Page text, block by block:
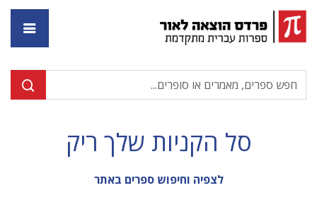
סל הקניות שלך ריק
לצפיה וחיפוש ספרים באתר